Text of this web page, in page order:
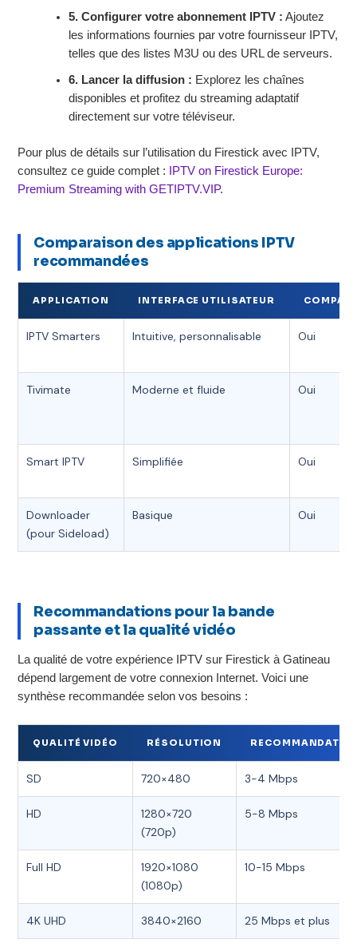
5. Configurer votre abonnement IPTV : Ajoutez
les informations fournies par votre fournisseur IPTV,
telles que des listes M3U ou des URL de serveurs.
6. Lancer la diffusion : Explorez les chaînes
disponibles et profitez du streaming adaptatif
directement sur votre téléviseur.
Pour plus de détails sur l’utilisation du Firestick avec IPTV,
consultez ce guide complet :
IPTV on Firestick Europe:
Premium Streaming with GETIPTV.VIP.
Comparaison des applications IPTV
recommandées
APPLICATION INTERFACE UTILISATEUR
IPTV Smarters Intuitive, personnalisable Oui
Tivimate Moderne et fluide Oui
Smart IPTV Simplifiée Oui
Downloader
(pour Sideload)
Basique Oui
Recommandations pour la bande
passante et la qualité vidéo
La qualité de votre expérience IPTV sur Firestick à Gatineau
dépend largement de votre connexion Internet. Voici une
synthèse recommandée selon vos besoins :
QUALITÉ VIDÉO RÉSOLUTION
SD 720×480 3-4 Mbps
HD
1280×720
(720p)
5-8 Mbps
Full HD
1920×1080
(1080p)
10-15 Mbps
4K UHD 3840×2160 25 Mbps et plus